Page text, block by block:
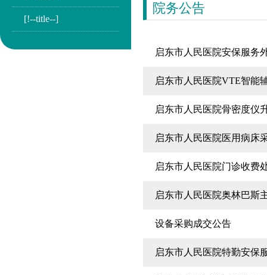
[!--title--]
院务公告
启东市人民医院安保服务
启东市人民医院VTE智能
启东市人民医院骨密度仪
启东市人民医院医用病床
启东市人民医院门诊收费
启东市人民医院奥林巴斯
设备采购成交公告
启东市人民医院特勤安保